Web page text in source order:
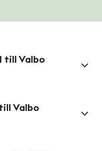
till Valbo
Valbo